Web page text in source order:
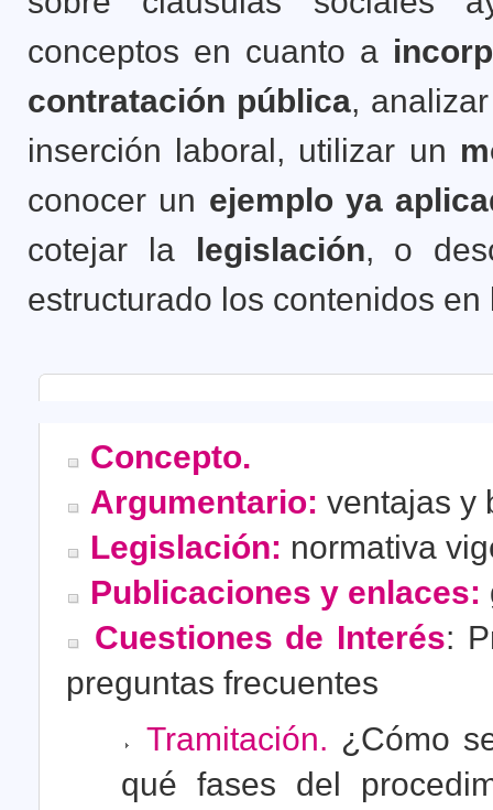
conceptos en cuanto a
contratación pública,
inserción laboral, utilizar un
conocer un ejemplo ya
cotejar la legislación, o
estructurado los contenidos
Concepto.
Argumentario: ventajas y
Legislación: normativa
Publicaciones y enlaces:
Cuestiones de Interés:
preguntas frecuentes
Tramitación. ¿Cómo
qué fases del